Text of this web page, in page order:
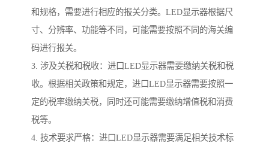
和规格，需要进行相应的报关分类。LED显示器根据尺
寸、分辨率、功能等不同，可能需要按照不同的海关编
码进行报关。
3. 涉及关税和税收：进口LED显示器需要缴纳关税和税
收。根据相关政策和规定，进口LED显示器需要按照一
定的税率缴纳关税，同时还可能需要缴纳增值税和消费
税等。
4. 技术要求严格：进口LED显示器需要满足相关技术标